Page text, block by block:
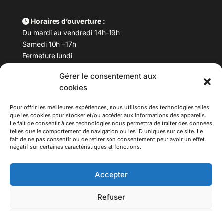
Gérer le consentement aux
cookies
Pour offrir les meilleures expériences, nous utilisons des technologies telles
que les cookies pour stocker et/ou accéder aux informations des appareils.
Le fait de consentir à ces technologies nous permettra de traiter des données
telles que le comportement de navigation ou les ID uniques sur ce site. Le
fait de ne pas consentir ou de retirer son consentement peut avoir un effet
négatif sur certaines caractéristiques et fonctions.
Accepter
Refuser
Horaires d’ouverture :
Du mardi au vendredi 14h-19h
Samedi 10h –17h
Fermeture lundi
Téléphone : 04 78 53 06 40
maisondesculturesasiatiques@asiexpo.com